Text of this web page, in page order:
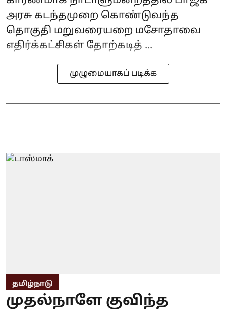
அரசு கடந்தமுறை கொண்டுவந்த
தொகுதி மறுவரையறை மசோதாவை
எதிர்க்கட்சிகள் தோற்கடித் ...
முழுமையாகப் படிக்க
தமிழ்நாடு
முதல்நாளே குவிந்த